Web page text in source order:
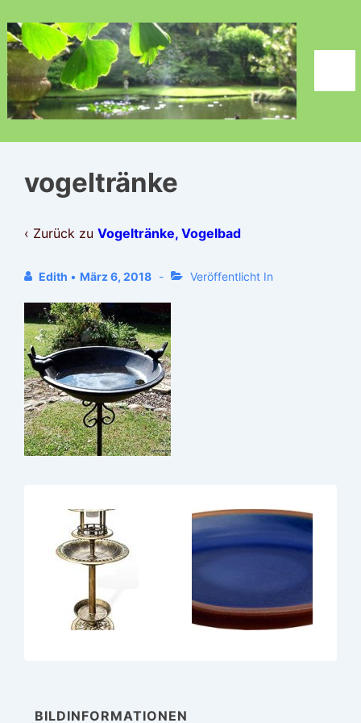
Zum
Inhalt
vogeltränke
‹ Zurück zu Vogeltränke, Vogelbad
Edith • März 6, 2018 Veröffentlicht In
BILDINFORMATIONEN